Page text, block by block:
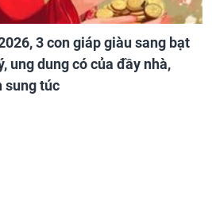
3 con giáp giàu sang bạt
ung dung có của đầy nhà,
sung túc